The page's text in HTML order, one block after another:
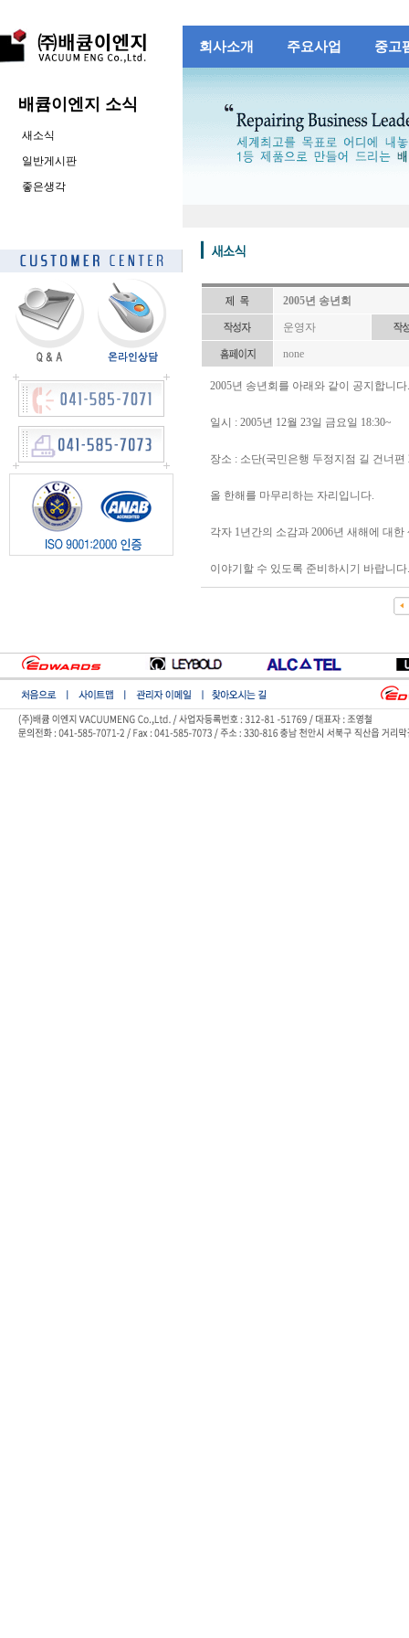
회사소개 주요사업 중고
배큠이엔지 소식
새소식
일반게시판
좋은생각
2005년 송년회
운영자
none
2005년 송년회를 아래와 같이 공지합니다.
일시 : 2005년 12월 23일 금요일 18:30~
장소 : 소단(국민은행 두정지점 길 건너편
올 한해를 마무리하는 자리입니다.
각자 1년간의 소감과 2006년 새해에 대한
이야기할 수 있도록 준비하시기 바랍니다.